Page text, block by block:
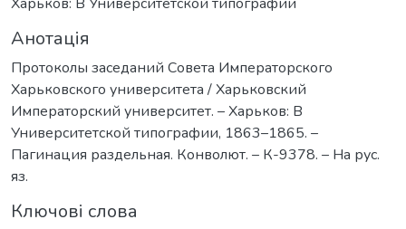
Анотація
Протоколы заседаний Совета Императорского
Харьковского университета / Харьковский
Императорский университет. – Харьков: В
Университетской типографии, 1863–1865. –
Пагинация раздельная. Конволют. – К-9378. – На рус.
яз.
Ключові слова